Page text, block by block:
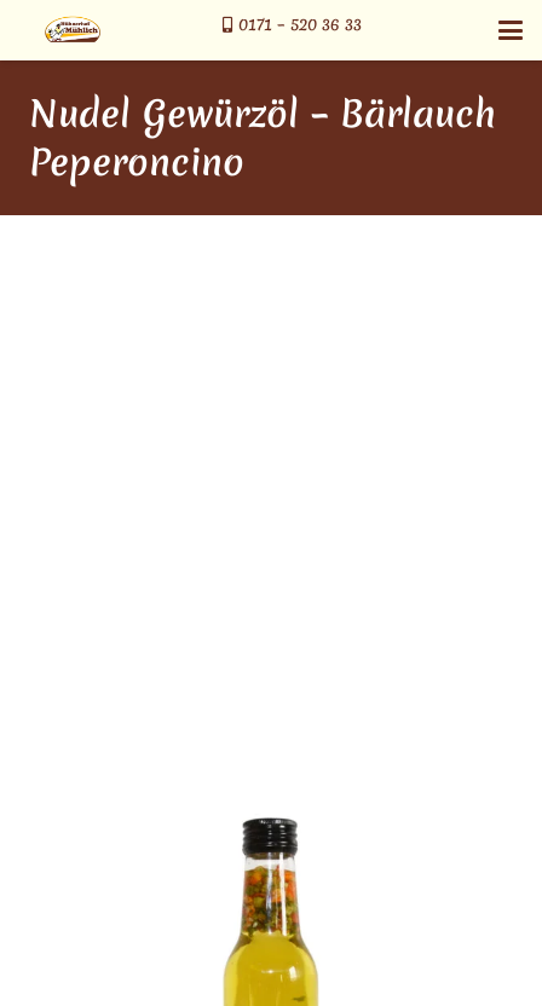
0171 – 520 36 33
Nudel Gewürzöl – Bärlauch
Peperoncino